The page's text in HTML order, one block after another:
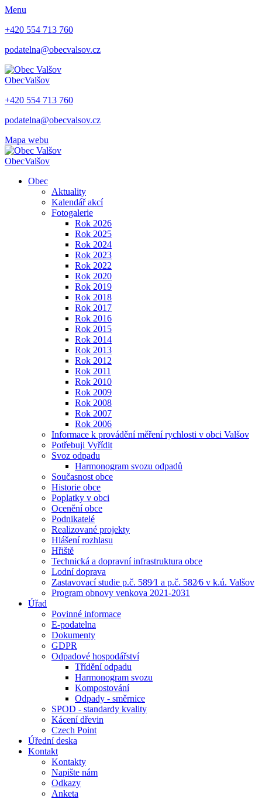
Menu
+420 554 713 760
podatelna@obecvalsov.cz
ObecValšov
+420 554 713 760
podatelna@obecvalsov.cz
Mapa webu
ObecValšov
Obec
Aktuality
Kalendář akcí
Fotogalerie
Rok 2026
Rok 2025
Rok 2024
Rok 2023
Rok 2022
Rok 2020
Rok 2019
Rok 2018
Rok 2017
Rok 2016
Rok 2015
Rok 2014
Rok 2013
Rok 2012
Rok 2011
Rok 2010
Rok 2009
Rok 2008
Rok 2007
Rok 2006
Informace k provádění měření rychlosti v obci Valšov
Potřebuji Vyřídit
Svoz odpadu
Harmonogram svozu odpadů
Současnost obce
Historie obce
Poplatky v obci
Ocenění obce
Podnikatelé
Realizované projekty
Hlášení rozhlasu
Hřiště
Technická a dopravní infrastruktura obce
Lodní doprava
Zastavovací studie p.č. 589⁄1 a p.č. 582⁄6 v k.ú. Valšov
Program obnovy venkova 2021-2031
Úřad
Povinné informace
E-podatelna
Dokumenty
GDPR
Odpadové hospodářství
Třídění odpadu
Harmonogram svozu
Kompostování
Odpady - směrnice
SPOD - standardy kvality
Kácení dřevin
Czech Point
Úřední deska
Kontakt
Kontakty
Napište nám
Odkazy
Anketa